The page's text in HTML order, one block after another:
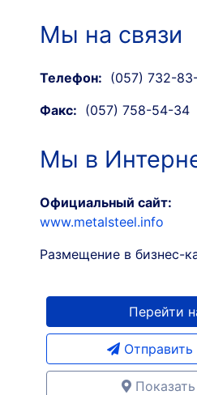
Мы на связи
Телефон: (057) 732-
Факс: (057) 758-54-34
Мы в
Официальный сайт:
www.metalsteel.info
Размещение в бизнес-
Перейти